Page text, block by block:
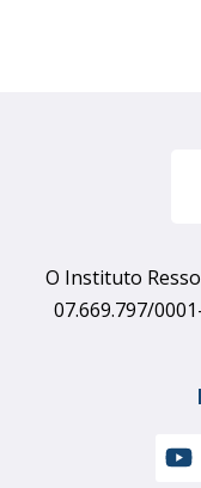
O Instituto
07.669.797/